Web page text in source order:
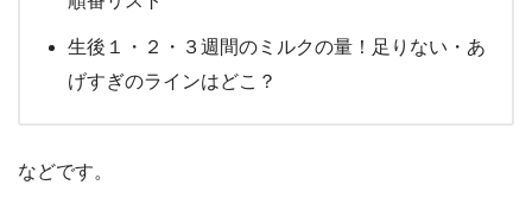
生後１・２・３週間のミルクの量！足りない・あ
げすぎのラインはどこ？
などです。